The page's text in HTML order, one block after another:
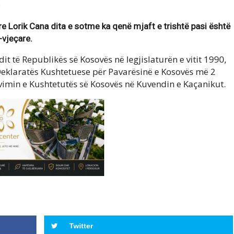
Lorik Cana dita e sotme ka qenë mjaft e trishtë pasi është
të Republikës së Kosovës në legjislaturën e vitit 1990,
Kushtetuese për Pavarësinë e Kosovës më 2
e Kushtetutës së Kosovës në Kuvendin e Kaçanikut.
Twitter